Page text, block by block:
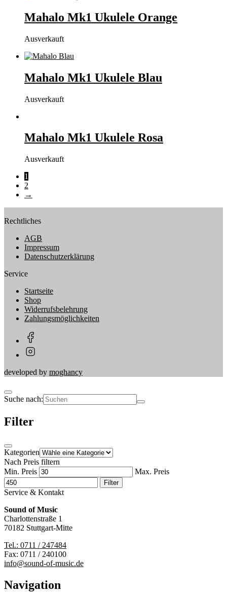
Mahalo Mk1 Ukulele Orange
Ausverkauft
Mahalo Mk1 Ukulele Blau
Ausverkauft
Mahalo Mk1 Ukulele Rosa
Ausverkauft
1
2
→
Rechtliches
AGB
Impressum
Datenschutzerklärung
Service
Startseite
Shop
Widerrufsbelehrung
Zahlungsmöglichkeiten
developed by moghancy
Suche nach:
Filter
Kategorien
Nach Preis filtern
Min. Preis
Max. Preis
Filter
Service & Kontakt
Sound of Music
Charlottenstraße 1
70182 Stuttgart-Mitte
Tel.: 0711 / 247484
Fax: 0711 / 240100
info@sound-of-music.de
Navigation